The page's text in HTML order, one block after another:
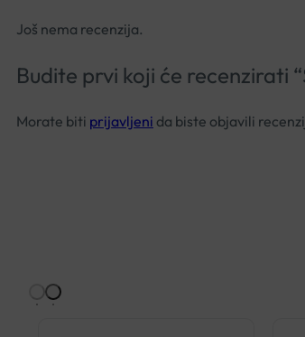
Još nema recenzija.
Budite prvi koji će recenzirati
Morate biti prijavljeni da biste objavili